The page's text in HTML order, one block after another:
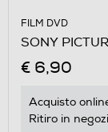
FILM DVD
SONY
€ 6,90
Acquisto
Ritiro in